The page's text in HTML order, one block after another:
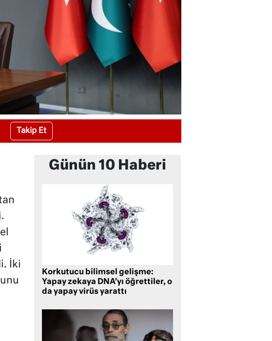
Takip Et
İki
Günün 10 Haberi
Korkutucu bilimsel gelişme:
Yapay zekaya DNA’yı öğrettiler, o
da yapay virüs yarattı